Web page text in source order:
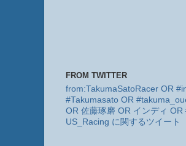
FROM TWITTER
from:TakumaSatoRacer OR
#Takumasato OR
OR 佐藤琢磨 OR インディ OR
US_Racing に関するツイート